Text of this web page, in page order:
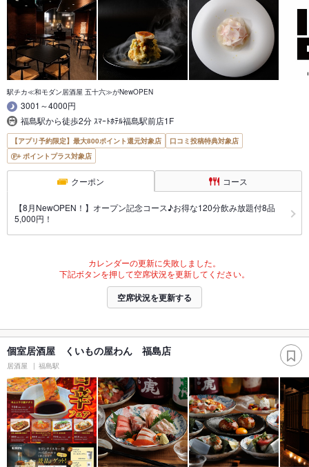
駅チカ≪和モダン居酒屋 五十六≫がNewOPEN
3001～4000円
福島駅から徒歩2分 ｽﾏｰﾄﾎﾃﾙ福島駅前店1F
【アプリ予約限定】最大800ポイント還元対象店
口コミ投稿特典対象店
ポイントプラス対象店
クーポン コース
【8月NewOPEN！】オープン記念コース♪お得な120分飲み放題付8品
5,000円！
カレンダーの更新に失敗しました。
下記ボタンを押して空席状況を更新してください。
空席状況を更新する
個室居酒屋 くいもの屋わん 福島店
居酒屋 福島駅